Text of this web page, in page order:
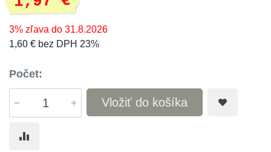
3% zľava do 31.8.2026
1,60 € bez DPH 23%
Počet:
Vložiť do košíka